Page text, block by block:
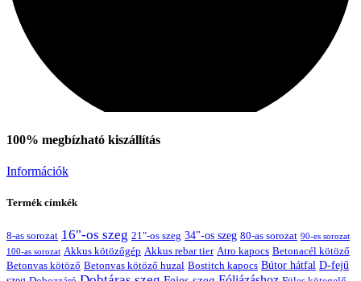
Tex Year
100% megbízható kiszállítás
Információk
Termék címkék
8-as sorozat 16"-os szeg 21"-os szeg 34"-os szeg 80-as sorozat 90-es sorozat
100-as sorozat Akkus kötözőgép Akkus rebar tier Atro kapocs Betonacél kötöző
Betonvas kötöző Betonvas kötöző huzal Bostitch kapocs Bútor hátfal D-fejű